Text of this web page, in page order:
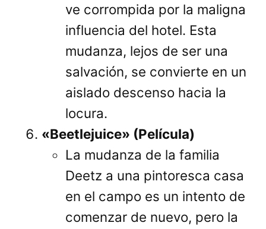
ve corrompida por la maligna
influencia del hotel. Esta
mudanza, lejos de ser una
salvación, se convierte en un
aislado descenso hacia la
locura.
«Beetlejuice» (Película)
La mudanza de la familia
Deetz a una pintoresca casa
en el campo es un intento de
comenzar de nuevo, pero la